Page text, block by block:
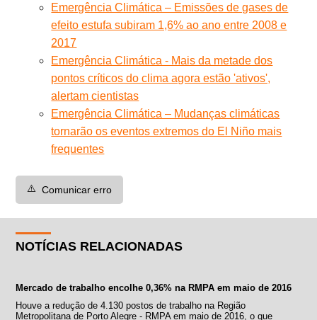
Emergência Climática – Emissões de gases de
efeito estufa subiram 1,6% ao ano entre 2008 e
2017
Emergência Climática - Mais da metade dos
pontos críticos do clima agora estão 'ativos',
alertam cientistas
Emergência Climática – Mudanças climáticas
tornarão os eventos extremos do El Niño mais
frequentes
⚠️ Comunicar erro
NOTÍCIAS RELACIONADAS
Mercado de trabalho encolhe 0,36% na RMPA em maio de 2016
Houve a redução de 4.130 postos de trabalho na Região
Metropolitana de Porto Alegre - RMPA em maio de 2016, o que